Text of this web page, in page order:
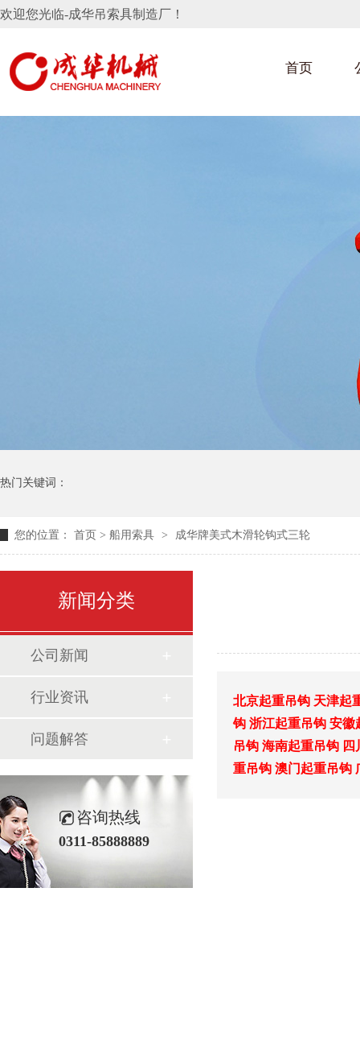
欢迎您光临-成华吊索具制造厂！
首页
热门关键词：
您的位置： 首页 > 船用索具 > 成华牌美式木滑轮钩式三轮
北京起重吊钩 天津起
钩 浙江起重吊钩 安徽
吊钩 海南起重吊钩 四
重吊钩 澳门起重吊钩
新闻分类
公司新闻
行业资讯
问题解答
咨询热线
0311-85888889